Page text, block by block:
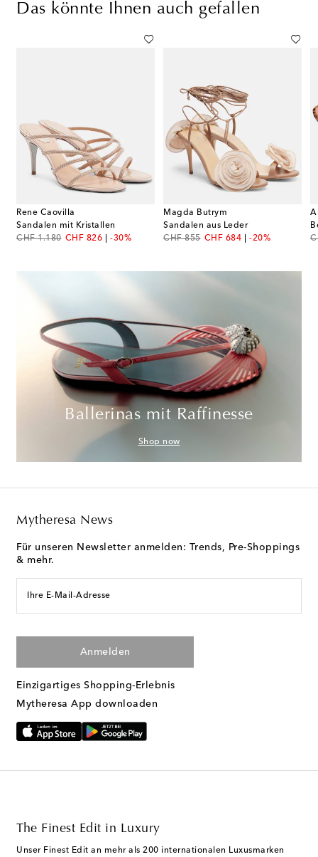
Das könnte Ihnen auch gefallen
Rene Caovilla
Sandalen mit Kristallen
CHF 1.180
original priceCHF 826
discount price
-30%
Magda Butrym
Sandalen aus Leder
CHF 855
original priceCHF 684
discount price
-20%
Ballerinas mit Raffinesse
Shop now
Mytheresa News
Für unseren Newsletter anmelden: Trends, Pre-Shoppings
& mehr.
Ihre E-Mail-Adresse
Anmelden
Einzigartiges Shopping-Erlebnis
Mytheresa App downloaden
The Finest Edit in Luxury
Unser Finest Edit an mehr als 200 internationalen Luxusmarken